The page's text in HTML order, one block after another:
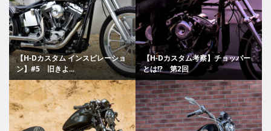
【H-Dカスタム インスピレーショ
ン】#5 旧きよ...
【H-Dカスタム考察】チョッパー
とは!? 第2回